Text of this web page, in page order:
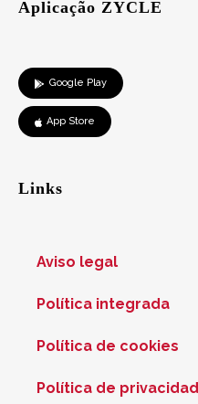
Aplicação ZYCLE
Google Play
App Store
Links
Aviso legal
Política integrada
Política de cookies
Política de